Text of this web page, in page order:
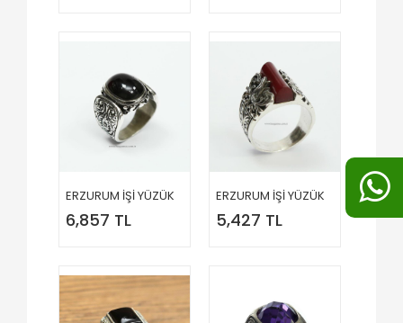
ERZURUM İŞİ YÜZÜK
6,857 TL
ERZURUM İŞİ YÜZÜK
5,427 TL